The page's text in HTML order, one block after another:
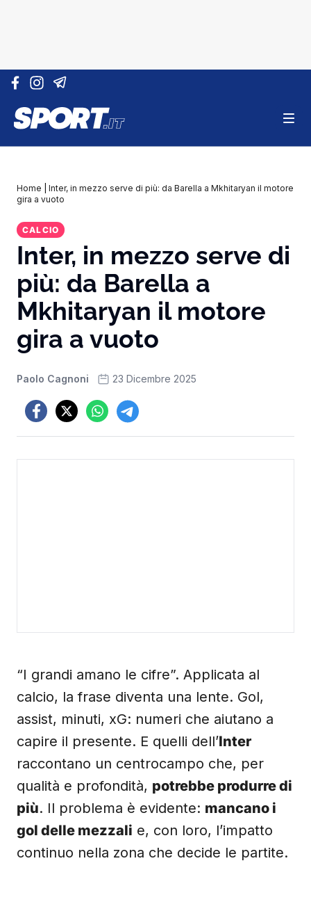
Vai al contenuto
Home
Inter, in mezzo serve di più: da Barella a Mkhitaryan il motore
gira a vuoto
CALCIO
Inter, in mezzo serve di
più: da Barella a
Mkhitaryan il motore
gira a vuoto
Paolo Cagnoni 23 Dicembre 2025
“I grandi amano le cifre”. Applicata al
calcio, la frase diventa una lente. Gol,
assist, minuti, xG: numeri che aiutano a
capire il presente. E quelli dell’Inter
raccontano un centrocampo che, per
qualità e profondità, potrebbe produrre di
più. Il problema è evidente: mancano i
gol delle mezzali e, con loro, l’impatto
continuo nella zona che decide le partite.